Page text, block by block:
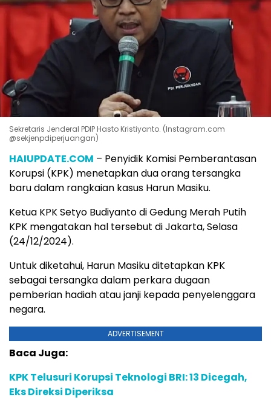
Sekretaris Jenderal PDIP Hasto Kristiyanto. (Instagram.com
@sekjenpdiperjuangan)
HAIUPDATE.COM – Penyidik Komisi Pemberantasan
Korupsi (KPK) menetapkan dua orang tersangka
baru dalam rangkaian kasus Harun Masiku.
Ketua KPK Setyo Budiyanto di Gedung Merah Putih
KPK mengatakan hal tersebut di Jakarta, Selasa
(24/12/2024).
Untuk diketahui, Harun Masiku ditetapkan KPK
sebagai tersangka dalam perkara dugaan
pemberian hadiah atau janji kepada penyelenggara
negara.
ADVERTISEMENT
Baca Juga:
KPK Telusuri Korupsi Teknologi BRI: 13 Dicegah,
Eks Direksi Diperiksa